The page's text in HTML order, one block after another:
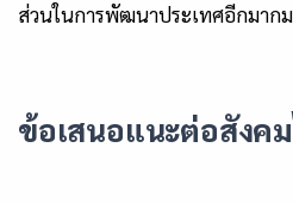
ส่วนในการพัฒนาประเทศอีกมาก
ข้อเสนอแนะต่อสังค